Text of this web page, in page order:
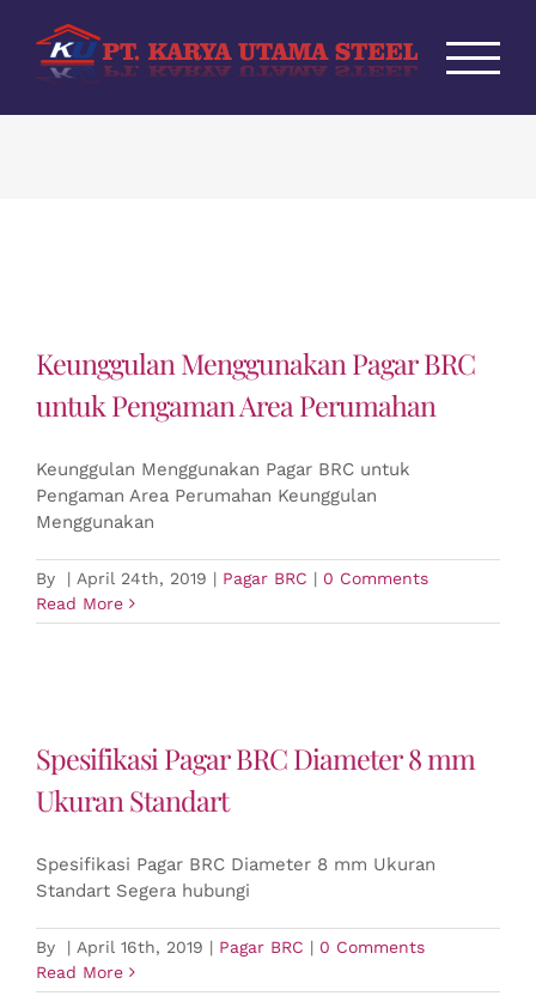
content
Keunggulan Menggunakan Pagar BRC
untuk Pengaman Area Perumahan
Keunggulan Menggunakan Pagar BRC untuk
Pengaman Area Perumahan Keunggulan
Menggunakan
By | April 24th, 2019 | Pagar BRC | 0 Comments
Read More
Spesifikasi Pagar BRC Diameter 8 mm
Ukuran Standart
Spesifikasi Pagar BRC Diameter 8 mm Ukuran
Standart Segera hubungi
By | April 16th, 2019 | Pagar BRC | 0 Comments
Read More